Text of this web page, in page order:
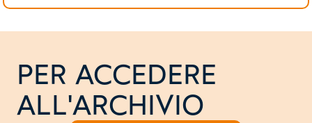
PER ACCEDERE
ALL'ARCHIVIO